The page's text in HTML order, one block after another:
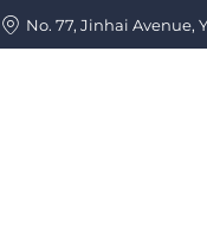
No. 77, Jinhai Avenue,